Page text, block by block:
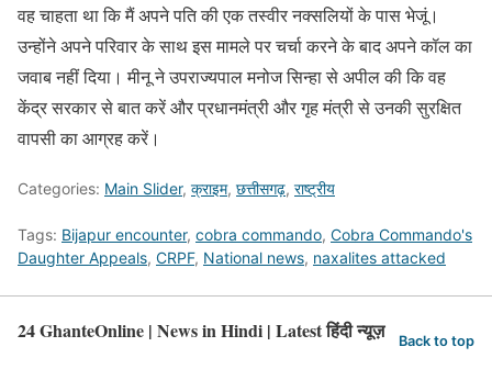
वह चाहता था कि मैं अपने पति की एक तस्वीर नक्सलियों के पास भेजूं।
उन्होंने अपने परिवार के साथ इस मामले पर चर्चा करने के बाद अपने कॉल का
जवाब नहीं दिया। मीनू ने उपराज्यपाल मनोज सिन्हा से अपील की कि वह
केंद्र सरकार से बात करें और प्रधानमंत्री और गृह मंत्री से उनकी सुरक्षित
वापसी का आग्रह करें।
Categories: Main Slider, क्राइम, छत्तीसगढ़, राष्ट्रीय
Tags: Bijapur encounter, cobra commando, Cobra Commando's
Daughter Appeals, CRPF, National news, naxalites attacked
24 GhanteOnline | News in Hindi | Latest हिंदी न्यूज़ Back to top